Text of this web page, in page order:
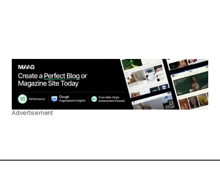
Advertisement